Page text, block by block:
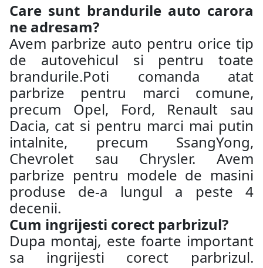
Care sunt brandurile auto carora
ne adresam?
Avem parbrize auto pentru orice tip
de autovehicul si pentru toate
brandurile.Poti comanda atat
parbrize pentru marci comune,
precum Opel, Ford, Renault sau
Dacia, cat si pentru marci mai putin
intalnite, precum SsangYong,
Chevrolet sau Chrysler. Avem
parbrize pentru modele de masini
produse de-a lungul a peste 4
decenii.
Cum ingrijesti corect parbrizul?
Dupa montaj, este foarte important
sa ingrijesti corect parbrizul.